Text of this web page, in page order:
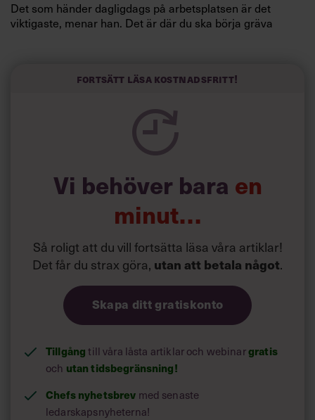
Det som händer dagligdags på arbetsplatsen är det
viktigaste, menar han. Det är där du ska börja gräva
och höjt arbetsglädjen på Google:
Fortsätt läsa kostnadsfritt!
Vi behöver bara en
minut…
Så roligt att du vill fortsätta läsa våra artiklar!
Det får du strax göra, utan att betala något.
Skapa ditt gratiskonto
Tillgång till våra låsta artiklar och webinargratis
och utan tidsbegränsning!
Chefs nyhetsbrev med senaste
ledarskapsnyheterna!